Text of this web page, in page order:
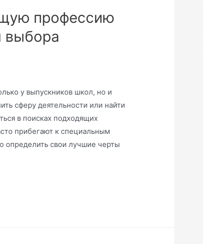
профессию
выбора
у выпускников школ, но и
сферу деятельности или найти
в поисках подходящих
прибегают к специальным
свои лучшие черты